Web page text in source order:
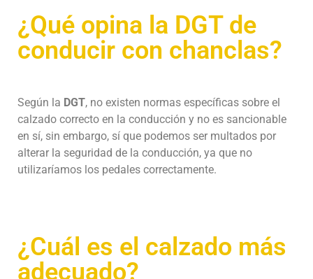
¿Qué opina la DGT de
conducir con chanclas?
Según la DGT, no existen normas específicas sobre el
calzado correcto en la conducción y no es sancionable
en sí, sin embargo, sí que podemos ser multados por
alterar la seguridad de la conducción, ya que no
utilizaríamos los pedales correctamente.
¿Cuál es el calzado más
adecuado?